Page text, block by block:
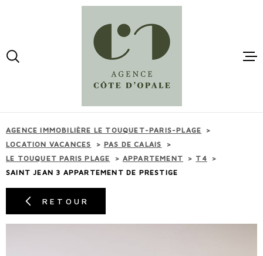
recherche
principal
VENTES
AGENCE IMMOBILIÈRE LE TOUQUET-PARIS-PLAGE
LOCATION VACANCES
PAS DE CALAIS
LE TOUQUET PARIS PLAGE
APPARTEMENT
T4
SAINT JEAN 3 APPARTEMENT DE PRESTIGE
RETOUR
RECHERCHE
D'OFFRE
OFFRES LOCATIONS
TYPE
DE
BIEN